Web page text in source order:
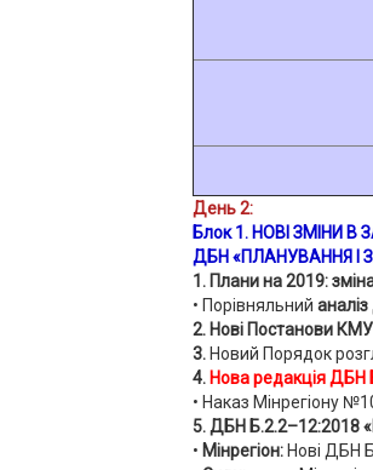
День 2:
Блок 1. НОВІ ЗМІНИ
ДБН «ПЛАНУВАННЯ І
1. Плани на 2019:
• Порівняльний
2. Нові Постанови
3. Новий Порядок
4. Нова редакція
• Наказ Мінрегіону
5. ДБН Б.2.2–12:2018
• Мінрегіон: Нові ДБН